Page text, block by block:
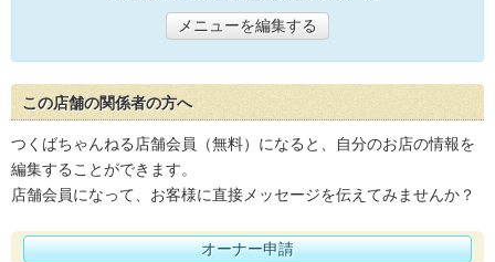
メニューを編集する
この店舗の関係者の方へ
つくばちゃんねる店舗会員（無料）になると、自分のお店の情報を
編集することができます。
店舗会員になって、お客様に直接メッセージを伝えてみませんか？
オーナー申請